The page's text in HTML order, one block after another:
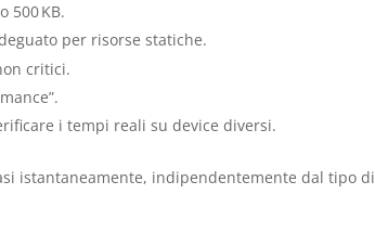
500 KB.
per risorse statiche.
critici.
i tempi reali su device diversi.
istantaneamente, indipendentemente dal tipo di